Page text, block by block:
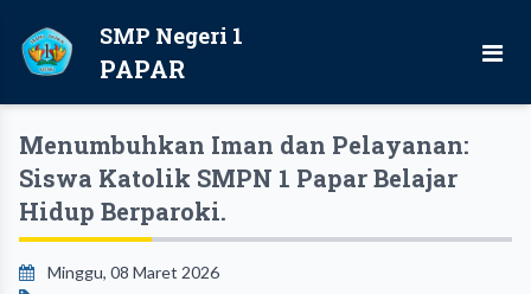
SMP Negeri 1
PAPAR
Menumbuhkan Iman dan Pelayanan:
Siswa Katolik SMPN 1 Papar Belajar
Hidup Berparoki.
Minggu, 08 Maret 2026